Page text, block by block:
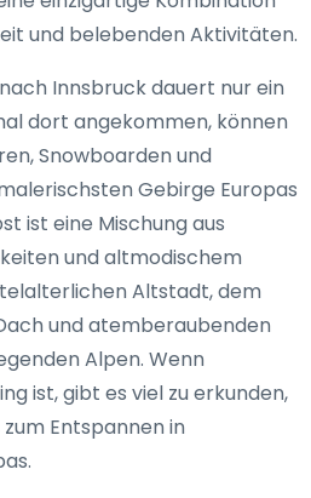
und belebenden Aktivitäten.
Innsbruck dauert nur ein
dort angekommen, können
Snowboarden und
Gebirge Europas
ist eine Mischung aus
und altmodischem
Altstadt, dem
und atemberaubenden
Alpen. Wenn
ist, gibt es viel zu erkunden,
Entspannen in